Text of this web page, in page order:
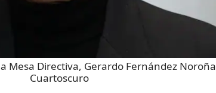
Mesa Directiva, Gerardo Fernández Noroña
Cuartoscuro